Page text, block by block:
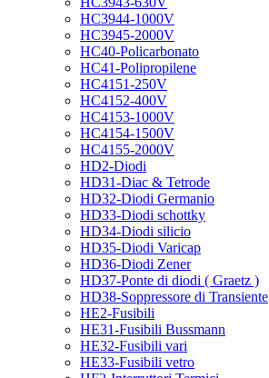
HC3944-1000V
HC3945-2000V
HC40-Policarbonato
HC41-Polipropilene
HC4151-250V
HC4152-400V
HC4153-1000V
HC4154-1500V
HC4155-2000V
HD2-Diodi
HD31-Diac & Tetrode
HD32-Diodi Germanio
HD33-Diodi schottky
HD34-Diodi silicio
HD35-Diodi Varicap
HD36-Diodi Zener
HD37-Ponte di diodi ( Graetz )
HD38-Soppressore di Transiente
HE2-Fusibili
HE31-Fusibili Bussmann
HE32-Fusibili vari
HE33-Fusibili vetro